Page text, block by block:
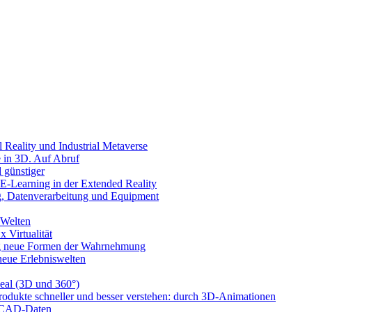
und Industrial Metaverse
in 3D. Auf Abruf
günstiger
Learning in der Extended Reality
und Equipment
x Virtualität
Formen der Wahrnehmung
Erlebniswelten
(3D und 360°)
schneller und besser verstehen: durch 3D-Animationen
Daten